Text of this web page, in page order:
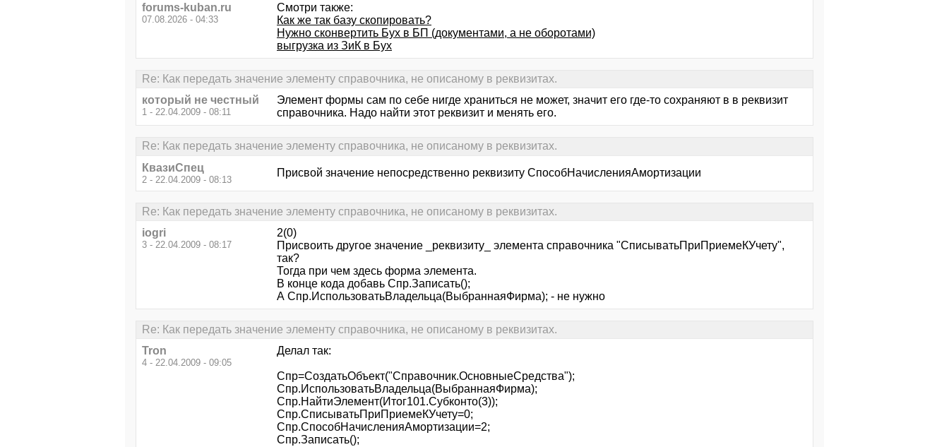
forums-kuban.ru
07.08.2026 - 04:33
Смотри также:
Как же так базу скопировать?
Нужно сконвертить Бух в БП (документами, а не оборотами)
выгрузка из ЗиК в Бух
Re: Как передать значение элементу справочника, не описаному в реквизитах.
который не честный
1 - 22.04.2009 - 08:11
Элемент формы сам по себе нигде храниться не может, значит его где-то сохраняют в в реквизит
справочника. Надо найти этот реквизит и менять его.
Re: Как передать значение элементу справочника, не описаному в реквизитах.
КвазиСпец
2 - 22.04.2009 - 08:13
Присвой значение непосредственно реквизиту СпособНачисленияАмортизации
Re: Как передать значение элементу справочника, не описаному в реквизитах.
iogri
3 - 22.04.2009 - 08:17
2(0)
Присвоить другое значение _реквизиту_ элемента справочника "СписыватьПриПриемеКУчету",
так?
Тогда при чем здесь форма элемента.
В конце кода добавь Спр.Записать();
А Спр.ИспользоватьВладельца(ВыбраннаяФирма); - не нужно
Re: Как передать значение элементу справочника, не описаному в реквизитах.
Tron
4 - 22.04.2009 - 09:05
Делал так:
Спр=СоздатьОбъект("Справочник.ОсновныеСредства");
Спр.ИспользоватьВладельца(ВыбраннаяФирма);
Спр.НайтиЭлемент(Итог101.Субконто(3));
Спр.СписыватьПриПриемеКУчету=0;
Спр.СпособНачисленияАмортизации=2;
Спр.Записать();